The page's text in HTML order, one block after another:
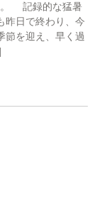
。 記録的な猛暑
昨日で終わり、今
節を迎え、早く過